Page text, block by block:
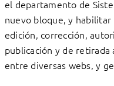
el departamento de
nuevo bloque, y
edición, corrección,
publicación y de retirada
entre diversas webs, y